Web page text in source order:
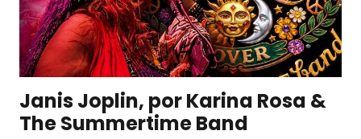
Janis Joplin, por Karina Rosa &
The Summertime Band